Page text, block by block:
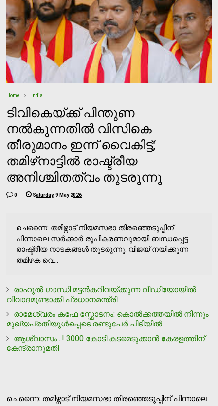
Home India
ടിവികെയ്ക്ക് പിന്തുണ
നൽകുന്നതിൽ വിസികെ
തീരുമാനം ഇന്ന് വൈകിട്ട്;
തമിഴ്‌നാട്ടിൽ രാഷ്ട്രീയ
അനിശ്ചിതത്വം തുടരുന്നു
0 Saturday, 9 May 2026
ചെന്നൈ: തമിഴ്നാട് നിയമസഭാ തിരഞ്ഞെടുപ്പിന്
പിന്നാലെ സർക്കാർ രൂപീകരണവുമായി ബന്ധപ്പെട്ട
രാഷ്ട്രീയ നാടകങ്ങൾ തുടരുന്നു. വിജയ് നയിക്കുന്ന
തമിഴക വെ...
രാഹുല്‍ ഗാന്ധി മട്ടന്‍കറിവയ്ക്കുന്ന വീഡിയോയില്‍
വിവാദമുണ്ടാക്കി പ്രധാനമന്ത്രി
രാമേശ്വരം കഫേ സ്ഫോടനം: കൊല്‍ക്കത്തയില്‍ നിന്നും
മുഖ്യപ്രതിയുള്‍പ്പെടെ രണ്ടുപേര്‍ പിടിയില്‍
ആശ്വാസം...! 3000 കോടി കടമെടുക്കാന്‍ കേരളത്തിന്
കേന്ദ്രാനുമതി
ചെന്നൈ: തമിഴ്നാട് നിയമസഭാ തിരഞ്ഞെടുപ്പിന് പിന്നാലെ